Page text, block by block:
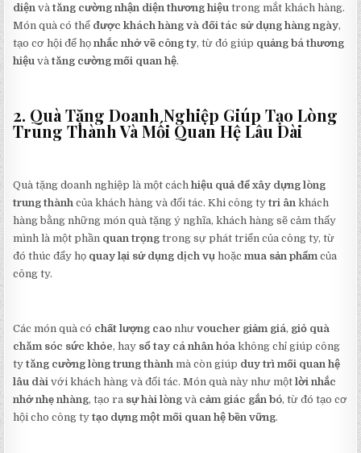
diện vàtăng cường nhận diện thương hiệu trong mắt khách hàng.
Món quà có thể được khách hàng và đối tác sử dụng hàng ngày,
tạo cơ hội để họnhắc nhở về công ty, từ đó giúp quảng bá thương
hiệu vàtăng cường mối quan hệ.
2. Quà Tặng Doanh Nghiệp Giúp Tạo Lòng
Trung Thành Và Mối Quan Hệ Lâu Dài
Quà tặng doanh nghiệp là một cáchhiệu quả để xây dựng lòng
trung thành của khách hàng và đối tác. Khi công tytri ân khách
hàng bằng những món quà tặng ý nghĩa, khách hàng sẽ cảm thấy
mình là một phần quan trọng trong sự phát triển của công ty, từ
đó thúc đẩy họ quay lại sử dụng dịch vụ hoặcmua sản phẩm của
công ty.
Các món quà có chất lượng cao nhưvoucher giảm giá, giỏ quà
chăm sóc sức khỏe, hay sổ tay cá nhân hóa không chỉ giúp công
tytăng cường lòng trung thành mà còn giúp duy trì mối quan hệ
lâu dài với khách hàng và đối tác. Món quà này như mộtlời nhắc
nhở nhẹ nhàng, tạo ra sự hài lòng và cảm giác gắn bó, từ đó tạo cơ
hội cho công tytạo dựng một mối quan hệ bền vững.